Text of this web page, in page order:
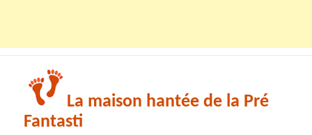
La maison hantée de la Pré
Fantasti